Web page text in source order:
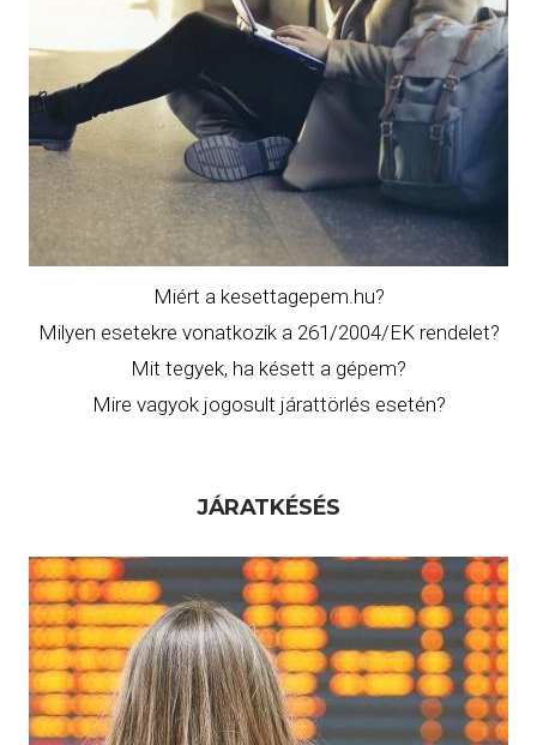
Miért a kesettagepem.hu?
Milyen esetekre vonatkozik a 261/2004/EK rendelet?
Mit tegyek, ha késett a gépem?
Mire vagyok jogosult járattörlés esetén?
JÁRATKÉSÉS